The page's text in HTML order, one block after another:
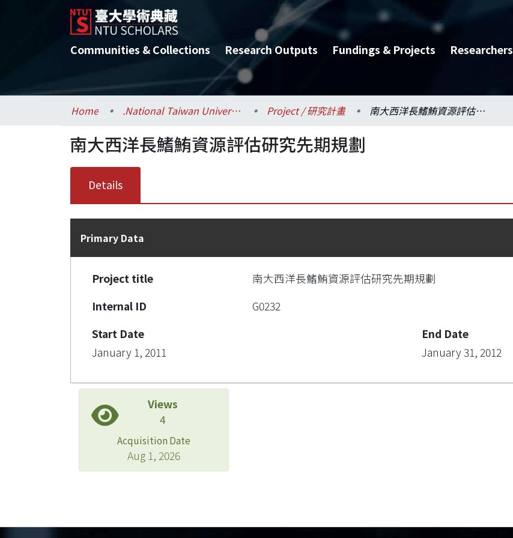
Communities & Collections Research Outputs Fundings & Projects Researchers
Home .National Taiwan University / 國立臺灣大學 Project / 研究計畫 南大西洋長鰭鮪資源評估研究先期規劃
南大西洋長鰭鮪資源評估研究先期規劃
Details
Primary Data
Project title
南大西洋長鰭鮪資源評估研究先期規劃
Internal ID
G0232
Start Date
January 1, 2011
End Date
January 31, 2012
Views
4
Acquisition Date
Aug 1, 2026